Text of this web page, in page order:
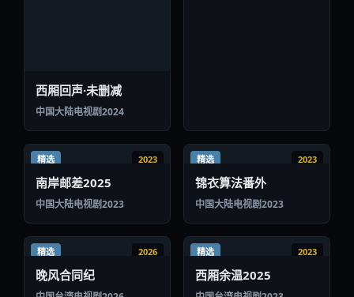
西厢回声·未删减
中国大陆电视剧2024
精选 2023
南岸邮差2025
中国大陆电视剧2023
精选 2023
锦衣算法番外
中国大陆电视剧2023
精选 2026
晚风合同纪
中国台湾电视剧2026
精选 2023
西厢余温2025
中国台湾电视剧2023